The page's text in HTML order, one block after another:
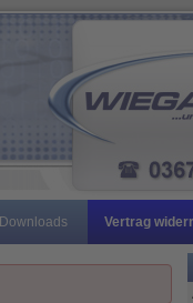
Downloads Vertrag